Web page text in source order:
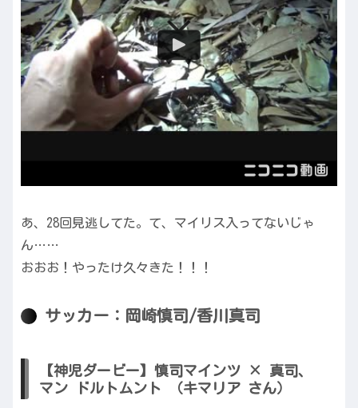
あ、28回見逃してた。て、マイリス入ってないじゃ
ん……
おおお！やったけ久々きた！！！
サッカー：岡崎慎司/香川真司
【神児ダービー】慎司マインツ × 真司、
マン ドルトムント （キマリア さん）